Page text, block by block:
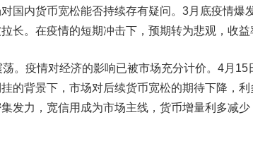
国内货币宽松能否持续存有疑问。3月底疫情爆
长。在疫情的短期冲击下，预期转为悲观，收益
疫情对经济的影响已被市场充分计价。4月15
的背景下，市场对后续货币宽松的期待下降，
发力，宽信用成为市场主线，货币增量利多减